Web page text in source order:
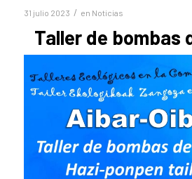
31 julio 2023 / en Noticias
Taller de bombas